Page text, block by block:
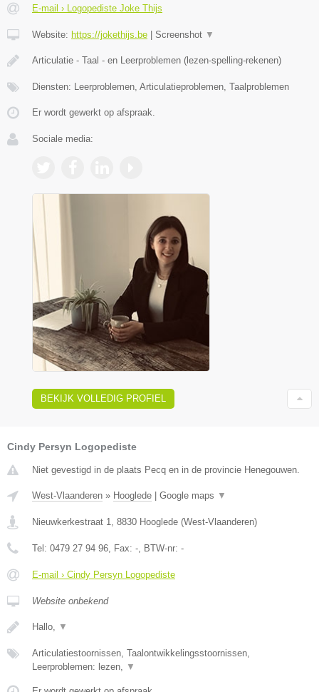
E-mail › Logopediste Joke Thijs
Website: https://jokethijs.be | Screenshot ▼
Articulatie - Taal - en Leerproblemen (lezen-spelling-rekenen)
Diensten: Leerproblemen, Articulatieproblemen, Taalproblemen
Er wordt gewerkt op afspraak.
Sociale media:
BEKIJK VOLLEDIG PROFIEL
Cindy Persyn Logopediste
Niet gevestigd in de plaats Pecq en in de provincie Henegouwen.
West-Vlaanderen » Hooglede | Google maps ▼
Nieuwkerkestraat 1 8830 Hooglede (West-Vlaanderen)
Tel: 0479 27 94 96 , Fax: - , BTW-nr: -
E-mail › Cindy Persyn Logopediste
Website onbekend
Hallo, ▼
Articulatiestoornissen, Taalontwikkelingsstoornissen,
Leerproblemen: lezen,
▼